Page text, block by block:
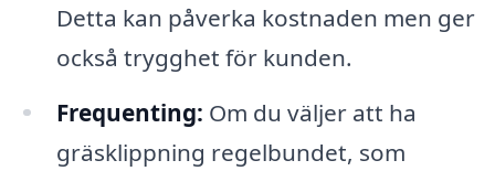
Detta kan påverka kostnaden men ger
också trygghet för kunden.
Frequenting: Om du väljer att ha
gräsklippning regelbundet, som